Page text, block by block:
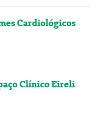
Cardiológicos
Clínico Eireli